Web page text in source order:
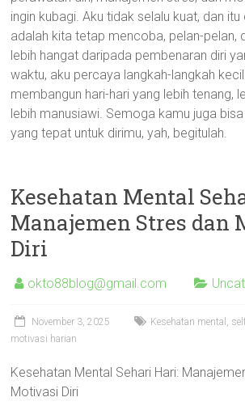
ingin kubagi. Aku tidak selalu kuat, dan
adalah kita tetap mencoba, pelan-pelan,
lebih hangat daripada pembenaran diri
waktu, aku percaya langkah-langkah
membangun hari-hari yang lebih tenang,
lebih manusiawi. Semoga kamu juga
yang tepat untuk dirimu, yah, begitulah.
Kesehatan Mental
Manajemen Stres dan
Diri
okto88blog@gmail.com
November 3, 2025
Kesehatan mental,
motivasi harian
Kesehatan Mental Sehari Hari:
Motivasi Diri